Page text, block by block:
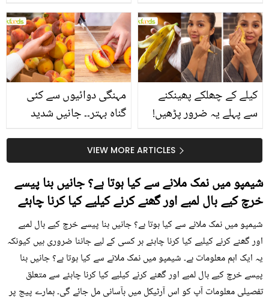
سے متعلق غلط فہمیوں کی
حقیقت کیا ہے اور افواہ
کیا؟
بتائے راز
مہنگی دوائیوں سے کئی
گناہ بہتر۔۔ جانیں شدید
کیوں کھانا چاہیے؟
کیلے کے چھلکے پھینکنے
سے پہلے یہ ضرور پڑھیں!
سستا اور قدرتی حلVIEW MORE ARTICLES
شیمپو میں نمک ملانے سے کیا ہوتا ہے؟ جانیں بنا پیسے
خرچ کیے بال لمبے اور گھنے کرنے کیلیے کیا کرنا چاہئے
شیمپو میں نمک ملانے سے کیا ہوتا ہے؟ جانیں بنا پیسے خرچ کیے بال لمبے
اور گھنے کرنے کیلیے کیا کرنا چاہئے ہر کسی کے لیے جاننا ضروری ہیں کیونکہ
یہ ایک اہم معلومات ہے۔ شیمپو میں نمک ملانے سے کیا ہوتا ہے؟ جانیں بنا
پیسے خرچ کیے بال لمبے اور گھنے کرنے کیلیے کیا کرنا چاہئے سے متعلق
تفصیلی معلومات آپ کو اس آرٹیکل میں بآسانی مل جائے گی۔ ہمارے پیج پر